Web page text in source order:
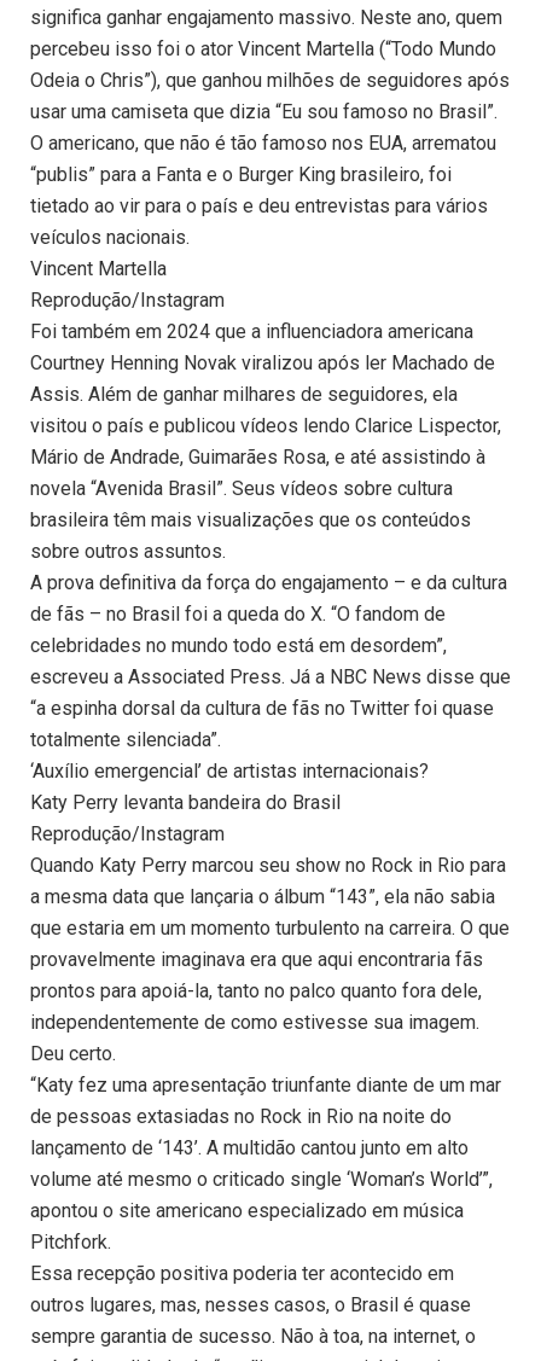
significa ganhar engajamento massivo. Neste ano, quem
percebeu isso foi o ator Vincent Martella (“Todo Mundo
Odeia o Chris”), que ganhou milhões de seguidores após
usar uma camiseta que dizia “Eu sou famoso no Brasil”.
O americano, que não é tão famoso nos EUA, arrematou
“publis” para a Fanta e o Burger King brasileiro, foi
tietado ao vir para o país e deu entrevistas para vários
veículos nacionais.
Vincent Martella
Reprodução/Instagram
Foi também em 2024 que a influenciadora americana
Courtney Henning Novak viralizou após ler Machado de
Assis. Além de ganhar milhares de seguidores, ela
visitou o país e publicou vídeos lendo Clarice Lispector,
Mário de Andrade, Guimarães Rosa, e até assistindo à
novela “Avenida Brasil”. Seus vídeos sobre cultura
brasileira têm mais visualizações que os conteúdos
sobre outros assuntos.
A prova definitiva da força do engajamento – e da cultura
de fãs – no Brasil foi a queda do X. “O fandom de
celebridades no mundo todo está em desordem”,
escreveu a Associated Press. Já a NBC News disse que
“a espinha dorsal da cultura de fãs no Twitter foi quase
totalmente silenciada”.
‘Auxílio emergencial’ de artistas internacionais?
Katy Perry levanta bandeira do Brasil
Reprodução/Instagram
Quando Katy Perry marcou seu show no Rock in Rio para
a mesma data que lançaria o álbum “143”, ela não sabia
que estaria em um momento turbulento na carreira. O que
provavelmente imaginava era que aqui encontraria fãs
prontos para apoiá-la, tanto no palco quanto fora dele,
independentemente de como estivesse sua imagem.
Deu certo.
“Katy fez uma apresentação triunfante diante de um mar
de pessoas extasiadas no Rock in Rio na noite do
lançamento de ‘143’. A multidão cantou junto em alto
volume até mesmo o criticado single ‘Woman’s World’”,
apontou o site americano especializado em música
Pitchfork.
Essa recepção positiva poderia ter acontecido em
outros lugares, mas, nesses casos, o Brasil é quase
sempre garantia de sucesso. Não à toa, na internet, o